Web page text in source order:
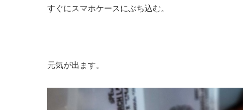
すぐにスマホケースにぶち込む。
元気が出ます。